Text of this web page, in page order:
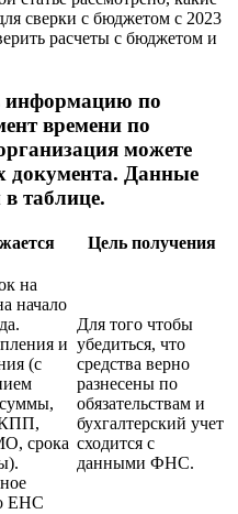
сверки с бюджетом с 2023
расчеты с бюджетом и
информацию по
времени по
можете
документа. Данные
таблице.
Цель получения
на
начало
и
(с
срока
ЕНС
Для того чтобы
убедиться, что
средства верно
разнесены по
обязательствам и
бухгалтерский учет
сходится с
данными ФНС.